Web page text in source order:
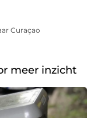
Curaçao
meer inzicht